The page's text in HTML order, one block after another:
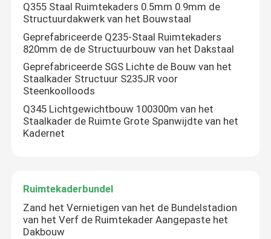
Q355 Staal Ruimtekaders 0.5mm 0.9mm de
Structuurdakwerk van het Bouwstaal
Geprefabriceerde Q235-Staal Ruimtekaders
820mm de de Structuurbouw van het Dakstaal
Geprefabriceerde SGS Lichte de Bouw van het
Staalkader Structuur S235JR voor
Steenkoolloods
Q345 Lichtgewichtbouw 100300m van het
Staalkader de Ruimte Grote Spanwijdte van het
Kadernet
Ruimtekaderbundel
Zand het Vernietigen van het de Bundelstadion
van het Verf de Ruimtekader Aangepaste het
Dakbouw